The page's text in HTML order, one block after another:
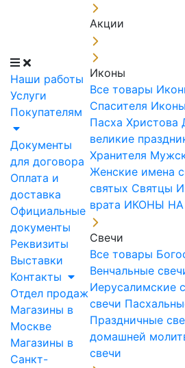
Наши работы
Услуги
Покупателям
Документы
для договора
Оплата и
доставка
Официальные
документы
Реквизиты
Выставки
Контакты
Отдел продаж
Магазины в
Москве
Магазины в
Санкт-
Акции
Иконы
Все товары
Спасителя
Пасха Христова
великие
Хранителя
Женские имена
святых Святцы
врата ИКОНЫ НА
Свечи
Все товары
Венчальные
Иерусалимские
свечи
Праздничные
домашней
свечи